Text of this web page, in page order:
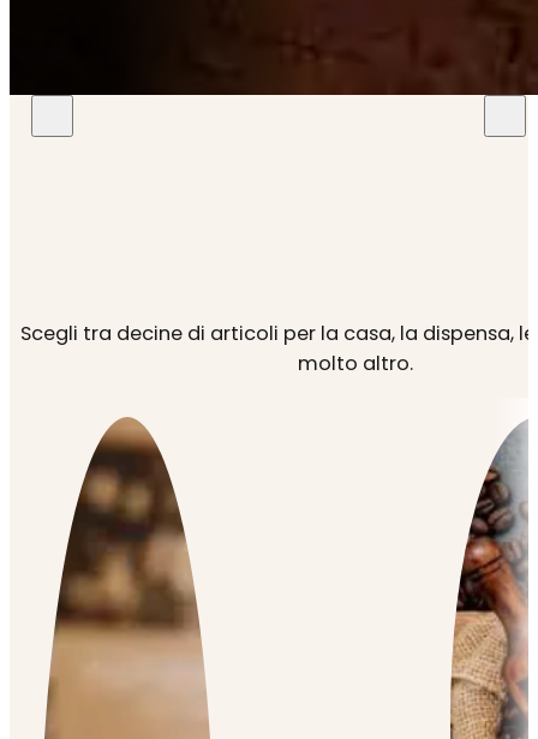
Scegli tra decine di articoli per la casa, la dispensa,
molto altro.